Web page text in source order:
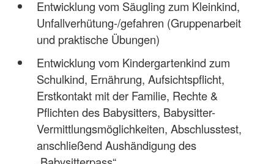
Entwicklung vom Säugling zum Kleinkind,
Unfallverhütung-/gefahren (Gruppenarbeit
und praktische Übungen)
Entwicklung vom Kindergartenkind zum
Schulkind, Ernährung, Aufsichtspflicht,
Erstkontakt mit der Familie, Rechte &
Pflichten des Babysitters, Babysitter-
Vermittlungsmöglichkeiten, Abschlusstest,
anschließend Aushändigung des